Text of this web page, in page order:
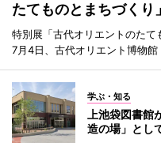
たてものとまちづくり」
特別展「古代オリエントのた
7月4日、古代オリエント博物館
学ぶ・知る
上池袋図書
造の場」とし